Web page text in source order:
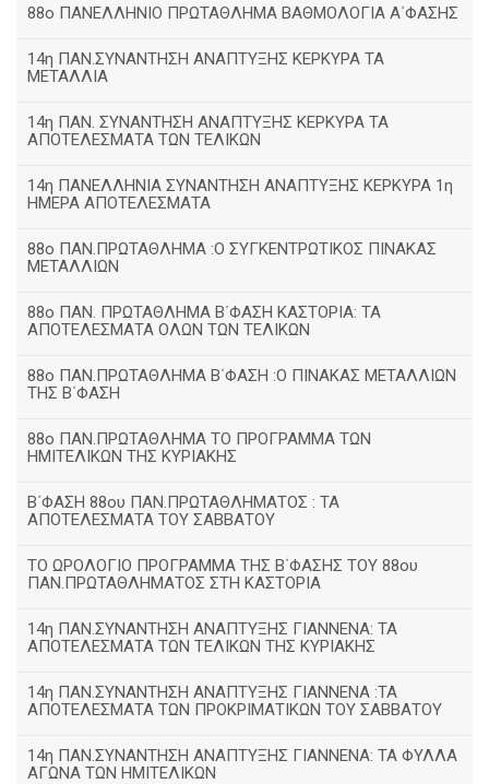
88ο ΠΑΝΕΛΛΗΝΙΟ ΠΡΩΤΑΘΛΗΜΑ ΒΑΘΜΟΛΟΓΙΑ Α΄ΦΑΣΗΣ
14η ΠΑΝ.ΣΥΝΑΝΤΗΣΗ ΑΝΑΠΤΥΞΗΣ ΚΕΡΚΥΡΑ ΤΑ
ΜΕΤΑΛΛΙΑ
14η ΠΑΝ. ΣΥΝΑΝΤΗΣΗ ΑΝΑΠΤΥΞΗΣ ΚΕΡΚΥΡΑ ΤΑ
ΑΠΟΤΕΛΕΣΜΑΤΑ ΤΩΝ ΤΕΛΙΚΩΝ
14η ΠΑΝΕΛΛΗΝΙΑ ΣΥΝΑΝΤΗΣΗ ΑΝΑΠΤΥΞΗΣ ΚΕΡΚΥΡΑ 1η
ΗΜΕΡΑ ΑΠΟΤΕΛΕΣΜΑΤΑ
88ο ΠΑΝ.ΠΡΩΤΑΘΛΗΜΑ :Ο ΣΥΓΚΕΝΤΡΩΤΙΚΟΣ ΠΙΝΑΚΑΣ
ΜΕΤΑΛΛΙΩΝ
88ο ΠΑΝ. ΠΡΩΤΑΘΛΗΜΑ Β΄ΦΑΣΗ ΚΑΣΤΟΡΙΑ: ΤΑ
ΑΠΟΤΕΛΕΣΜΑΤΑ ΟΛΩΝ ΤΩΝ ΤΕΛΙΚΩΝ
88ο ΠΑΝ.ΠΡΩΤΑΘΛΗΜΑ Β΄ΦΑΣΗ :Ο ΠΙΝΑΚΑΣ ΜΕΤΑΛΛΙΩΝ
ΤΗΣ Β΄ΦΑΣΗ
88ο ΠΑΝ.ΠΡΩΤΑΘΛΗΜΑ ΤΟ ΠΡΟΓΡΑΜΜΑ ΤΩΝ
ΗΜΙΤΕΛΙΚΩΝ ΤΗΣ ΚΥΡΙΑΚΗΣ
Β΄ΦΑΣΗ 88ου ΠΑΝ.ΠΡΩΤΑΘΛΗΜΑΤΟΣ : ΤΑ
ΑΠΟΤΕΛΕΣΜΑΤΑ ΤΟΥ ΣΑΒΒΑΤΟΥ
ΤΟ ΩΡΟΛΟΓΙΟ ΠΡΟΓΡΑΜΜΑ ΤΗΣ Β΄ΦΑΣΗΣ ΤΟΥ 88ου
ΠΑΝ.ΠΡΩΤΑΘΛΗΜΑΤΟΣ ΣΤΗ ΚΑΣΤΟΡΙΑ
14η ΠΑΝ.ΣΥΝΑΝΤΗΣΗ ΑΝΑΠΤΥΞΗΣ ΓΙΑΝΝΕΝΑ: ΤΑ
ΑΠΟΤΕΛΕΣΜΑΤΑ ΤΩΝ ΤΕΛΙΚΩΝ ΤΗΣ ΚΥΡΙΑΚΗΣ
14η ΠΑΝ.ΣΥΝΑΝΤΗΣΗ ΑΝΑΠΤΥΞΗΣ ΓΙΑΝΝΕΝΑ :ΤΑ
ΑΠΟΤΕΛΕΣΜΑΤΑ ΤΩΝ ΠΡΟΚΡΙΜΑΤΙΚΩΝ ΤΟΥ ΣΑΒΒΑΤΟΥ
14η ΠΑΝ.ΣΥΝΑΝΤΗΣΗ ΑΝΑΠΤΥΞΗΣ ΓΙΑΝΝΕΝΑ: ΤΑ ΦΥΛΛΑ
ΑΓΩΝΑ ΤΩΝ ΗΜΙΤΕΛΙΚΩΝ